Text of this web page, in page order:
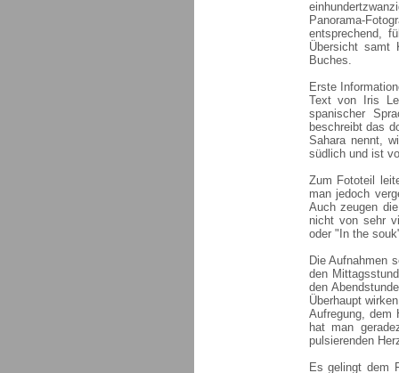
Panorama-
entsprechend,
Übersicht samt
Buches.
Erste
Text von Iris
spanischer
beschreibt das
Sahara nennt,
südlich und ist
Zum Fototeil
man jedoch
Auch zeugen
nicht von sehr
oder "In the
Die Aufnahmen
den
den
Überhaupt
Aufregung, dem
hat man
pulsierenden
Es gelingt dem